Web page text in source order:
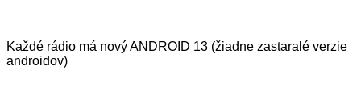
Každé rádio má nový ANDROID 13 (žiadne zastaralé verzie
androidov)